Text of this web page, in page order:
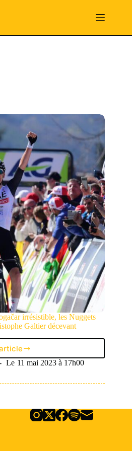
irrésistible, les Nuggets
Galtier décevant
Le
Mensuel
:
irrésistible,
Le 11 mai 2023 à 17h00